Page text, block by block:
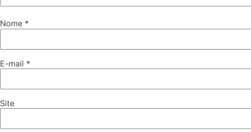
Nome *
E-mail *
Site